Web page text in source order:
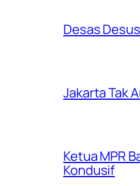
Desas
Jakarta Tak
Ketua MPR
Kondusif